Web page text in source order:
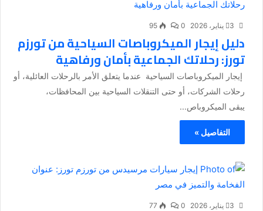
3 يناير، 2026 0
95
دليل إيجار الميكروباصات السياحية من تورزم
تورز: رحلاتك الجماعية بأمان ورفاهية
إيجار الميكروباصات السياحية عندما يتعلق الأمر بالرحلات العائلية، أو
رحلات الشركات، أو حتى التنقلات السياحية بين المحافظات،
يبقى الميكروباص...
التفاصيل »
3 يناير، 2026 0
77